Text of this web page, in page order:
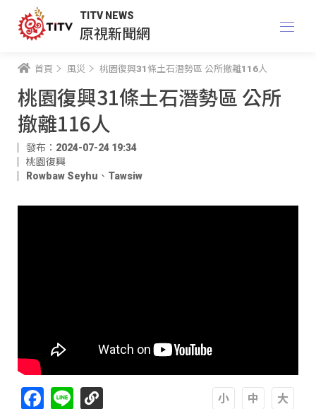
TITV NEWS
原視新聞網
首頁 風災 桃園復興31條土石潛勢區 公所撤離116人
桃園復興31條土石潛勢區 公所
撤離116人
發布：2024-07-24 19:34
桃園復興
Rowbaw Seyhu 、 Tawsiw
Facebook
Line